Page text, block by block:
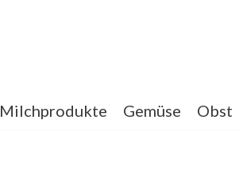
Milchprodukte Gemüse Obst